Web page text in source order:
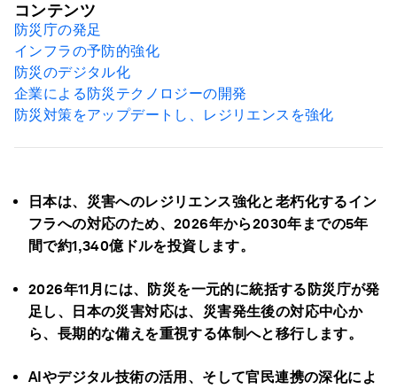
日本は、災害へのレジリエンス強化と老朽化するイン
フラへの対応のため、2026年から2030年までの5年
間で約1,340億ドルを投資します。
2026年11月には、防災を一元的に統括する防災庁が発
足し、日本の災害対応は、災害発生後の対応中心か
ら、長期的な備えを重視する体制へと移行します。
AIやデジタル技術の活用、そして官民連携の深化によ
コンテンツ
防災庁の発足
インフラの予防的強化
防災のデジタル化
企業による防災テクノロジーの開発
防災対策をアップデートし、レジリエンスを強化